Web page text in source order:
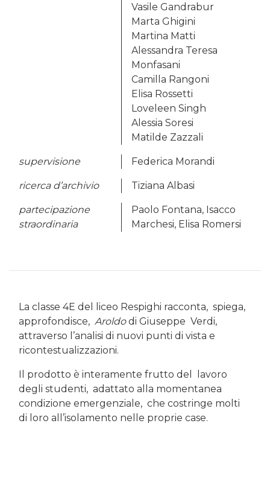
Vasile Gandrabur
Marta Ghigini
Martina Matti
Alessandra Teresa
Monfasani
Camilla Rangoni
Elisa Rossetti
Loveleen Singh
Alessia Soresi
Matilde Zazzali
supervisione Federica Morandi
ricerca d’archivio Tiziana Albasi
partecipazione
straordinaria
Paolo Fontana, Isacco
Marchesi, Elisa Romersi
La classe 4E del liceo Respighi racconta, spiega,
approfondisce, Aroldodi Giuseppe Verdi,
attraverso l’analisi di nuovi punti di vista e
ricontestualizzazioni.
Il prodotto è interamente frutto del lavoro
degli studenti, adattato alla momentanea
condizione emergenziale, che costringe molti
di loro all’isolamento nelle proprie case.